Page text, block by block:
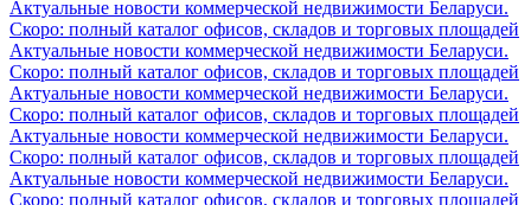
Актуальные новости коммерческой недвижимости Беларуси.
Скоро: полный каталог офисов, складов и торговых площадей
Актуальные новости коммерческой недвижимости Беларуси.
Скоро: полный каталог офисов, складов и торговых площадей
Актуальные новости коммерческой недвижимости Беларуси.
Скоро: полный каталог офисов, складов и торговых площадей
Актуальные новости коммерческой недвижимости Беларуси.
Скоро: полный каталог офисов, складов и торговых площадей
Актуальные новости коммерческой недвижимости Беларуси.
Скоро: полный каталог офисов, складов и торговых площадей